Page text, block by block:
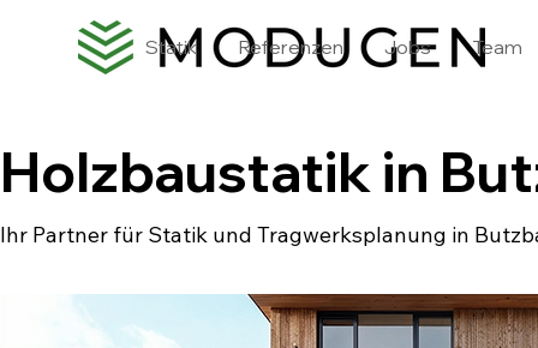
Statik Referenzen Jobs Team
Holzbaustatik in
Ihr Partner für Statik und Tragwerksplanung in